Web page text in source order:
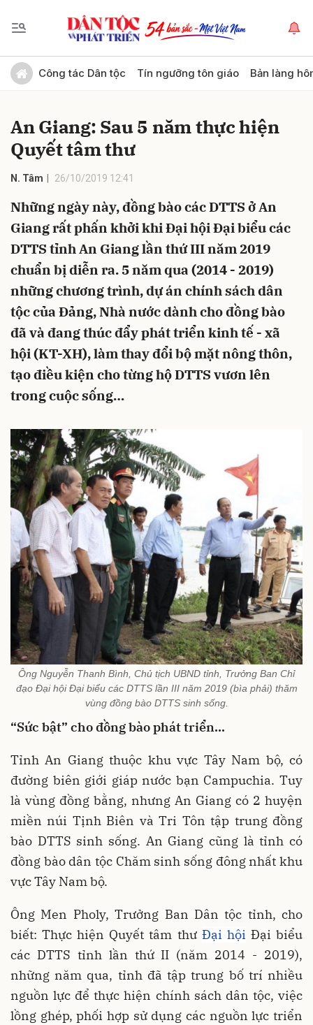
Công tác Dân tộc Tín ngưỡng tôn giáo Bản làng
An Giang: Sau 5 năm thực hiện
Quyết tâm thư
N. Tâm 26/10/2019 12:41
Những ngày này, đồng bào các DTTS ở An
Giang rất phấn khởi khi Đại hội Đại biểu các
DTTS tỉnh An Giang lần thứ III năm 2019
chuẩn bị diễn ra. 5 năm qua (2014 - 2019)
những chương trình, dự án chính sách dân
tộc của Đảng, Nhà nước dành cho đồng bào
đã và đang thúc đẩy phát triển kinh tế - xã
hội (KT-XH), làm thay đổi bộ mặt nông thôn,
tạo điều kiện cho từng hộ DTTS vươn lên
trong cuộc sống…
Ông Nguyễn Thanh Bình, Chủ tịch UBND tỉnh, Trưởng Ban Chỉ
đạo Đại hội Đại biểu các DTTS lần III năm 2019 (bìa phải) thăm
vùng đồng bào DTTS sinh sống.
“Sức bật” cho đồng bào phát triển...
Tỉnh An Giang thuộc khu vực Tây Nam bộ, có
đường biên giới giáp nước bạn Campuchia. Tuy
là vùng đồng bằng, nhưng An Giang có 2 huyện
miền núi Tịnh Biên và Tri Tôn tập trung đồng
bào DTTS sinh sống. An Giang cũng là tỉnh có
đồng bào dân tộc Chăm sinh sống đông nhất khu
vực Tây Nam bộ.
Ông Men Pholy, Trưởng Ban Dân tộc tỉnh, cho
biết: Thực hiện Quyết tâm thư Đại hội Đại biểu
các DTTS tỉnh lần thứ II (năm 2014 - 2019),
những năm qua, tỉnh đã tập trung bố trí nhiều
nguồn lực để thực hiện chính sách dân tộc, việc
lồng ghép, phối hợp sử dụng các nguồn lực triển
Gửi bình luận
Hủy Gửi